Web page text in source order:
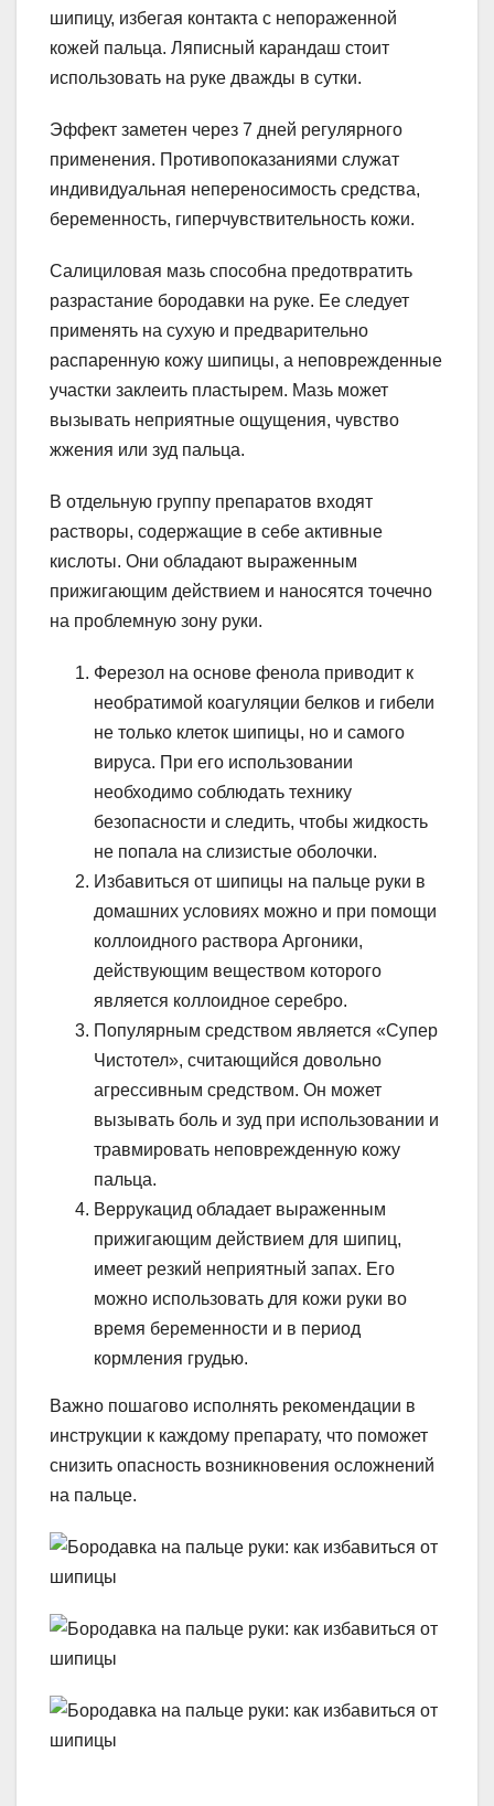
шипицу, избегая контакта с непораженной
кожей пальца. Ляписный карандаш стоит
использовать на руке дважды в сутки.
Эффект заметен через 7 дней регулярного
применения. Противопоказаниями служат
индивидуальная непереносимость средства,
беременность, гиперчувствительность кожи.
Салициловая мазь способна предотвратить
разрастание бородавки на руке. Ее следует
применять на сухую и предварительно
распаренную кожу шипицы, а неповрежденные
участки заклеить пластырем. Мазь может
вызывать неприятные ощущения, чувство
жжения или зуд пальца.
В отдельную группу препаратов входят
растворы, содержащие в себе активные
кислоты. Они обладают выраженным
прижигающим действием и наносятся точечно
на проблемную зону руки.
Ферезол на основе фенола приводит к
необратимой коагуляции белков и гибели
не только клеток шипицы, но и самого
вируса. При его использовании
необходимо соблюдать технику
безопасности и следить, чтобы жидкость
не попала на слизистые оболочки.
Избавиться от шипицы на пальце руки в
домашних условиях можно и при помощи
коллоидного раствора Аргоники,
действующим веществом которого
является коллоидное серебро.
Популярным средством является «Супер
Чистотел», считающийся довольно
агрессивным средством. Он может
вызывать боль и зуд при использовании и
травмировать неповрежденную кожу
пальца.
Веррукацид обладает выраженным
прижигающим действием для шипиц,
имеет резкий неприятный запах. Его
можно использовать для кожи руки во
время беременности и в период
кормления грудью.
Важно пошагово исполнять рекомендации в
инструкции к каждому препарату, что поможет
снизить опасность возникновения осложнений
на пальце.